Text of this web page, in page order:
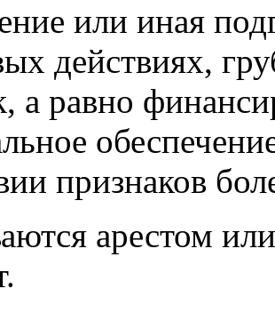
или иная
действиях,
а равно
признаков
арестом